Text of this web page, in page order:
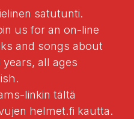
satutunti.
us for an on-line
and songs about
all ages
linkin tältä
helmet.fi kautta.